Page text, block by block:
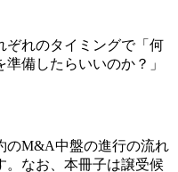
ぞれのタイミングで「何
備したらいいのか？」
のM&A中盤の進行の流れ
。なお、本冊子は譲受候